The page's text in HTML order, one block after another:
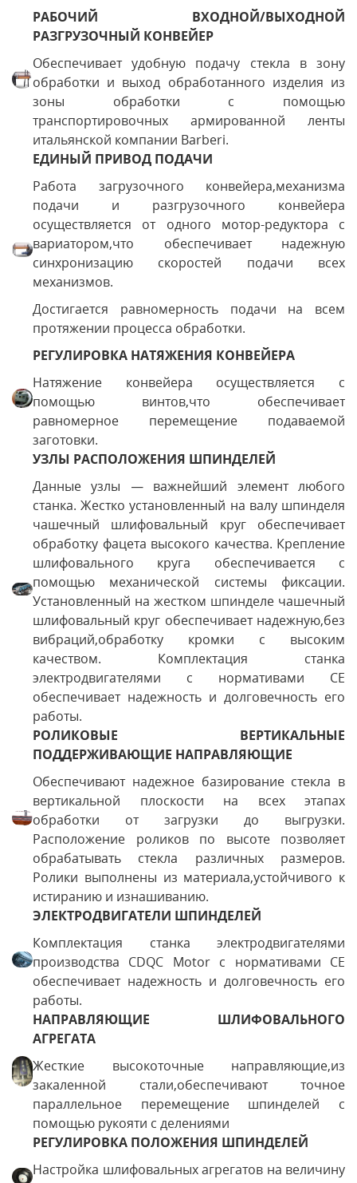
РАБОЧИЙ ВХОДНОЙ/ВЫХОДНОЙ
РАЗГРУЗОЧНЫЙ КОНВЕЙЕР
Обеспечивает удобную подачу стекла в зону
обработки и выход обработанного изделия из
зоны обработки с помощью
транспортировочных армированной ленты
итальянской компании Barberi.
ЕДИНЫЙ ПРИВОД ПОДАЧИ
Работа загрузочного конвейера,механизма
подачи и разгрузочного конвейера
осуществляется от одного мотор-редуктора с
вариатором,что обеспечивает надежную
синхронизацию скоростей подачи всех
механизмов.
Достигается равномерность подачи на всем
протяжении процесса обработки.
РЕГУЛИРОВКА НАТЯЖЕНИЯ КОНВЕЙЕРА
Натяжение конвейера осуществляется с
помощью винтов,что обеспечивает
равномерное перемещение подаваемой
заготовки.
УЗЛЫ РАСПОЛОЖЕНИЯ ШПИНДЕЛЕЙ
Данные узлы — важнейший элемент любого
станка. Жестко установленный на валу шпинделя
чашечный шлифовальный круг обеспечивает
обработку фацета высокого качества. Крепление
шлифовального круга обеспечивается с
помощью механической системы фиксации.
Установленный на жестком шпинделе чашечный
шлифовальный круг обеспечивает надежную,без
вибраций,обработку кромки с высоким
качеством. Комплектация станка
электродвигателями с нормативами СЕ
обеспечивает надежность и долговечность его
работы.
РОЛИКОВЫЕ ВЕРТИКАЛЬНЫЕ
ПОДДЕРЖИВАЮЩИЕ НАПРАВЛЯЮЩИЕ
Обеспечивают надежное базирование стекла в
вертикальной плоскости на всех этапах
обработки от загрузки до выгрузки.
Расположение роликов по высоте позволяет
обрабатывать стекла различных размеров.
Ролики выполнены из материала,устойчивого к
истиранию и изнашиванию.
ЭЛЕКТРОДВИГАТЕЛИ ШПИНДЕЛЕЙ
Комплектация станка электродвигателями
производства CDQC Motor с нормативами СЕ
обеспечивает надежность и долговечность его
работы.
НАПРАВЛЯЮЩИЕ ШЛИФОВАЛЬНОГО
АГРЕГАТА
Жесткие высокоточные направляющие,из
закаленной стали,обеспечивают точное
параллельное перемещение шпинделей с
помощью рукояти с делениями
РЕГУЛИРОВКА ПОЛОЖЕНИЯ ШПИНДЕЛЕЙ
Настройка шлифовальных агрегатов на величину